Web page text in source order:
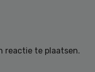
reactie te plaatsen.